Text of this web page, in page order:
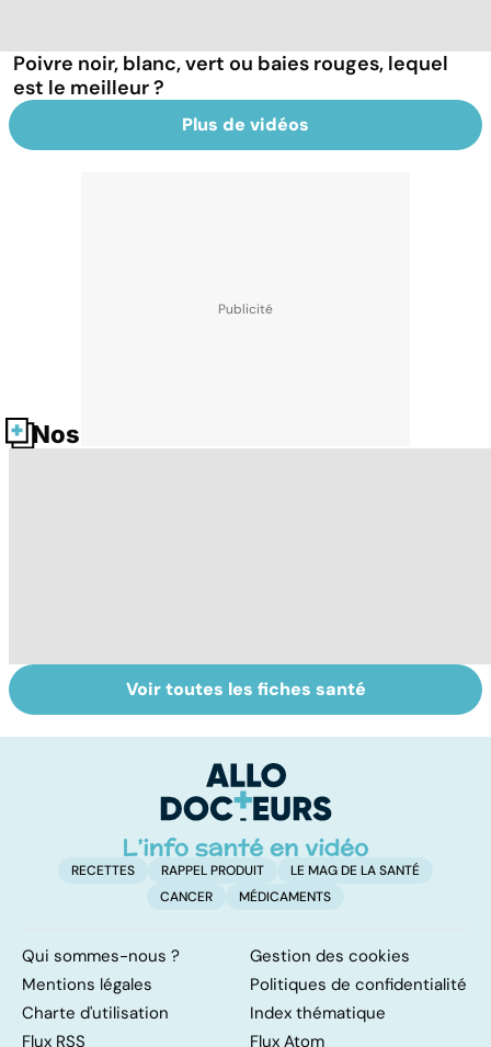
Poivre noir, blanc, vert ou baies rouges, lequel
est le meilleur ?
Plus de vidéos
Nos fiches santé
Tout savoir sur le
cerveau
Staphylocoque
doré : une
surveillance
Voir toutes les fiches santé
RECETTES RAPPEL PRODUIT
LE MAG DE LA SANTÉ
CANCER
MÉDICAMENTS
Qui sommes-nous ?
Gestion des cookies
Mentions légales
Politiques de confidentialité
Charte d'utilisation
Index thématique
Flux RSS
Flux Atom